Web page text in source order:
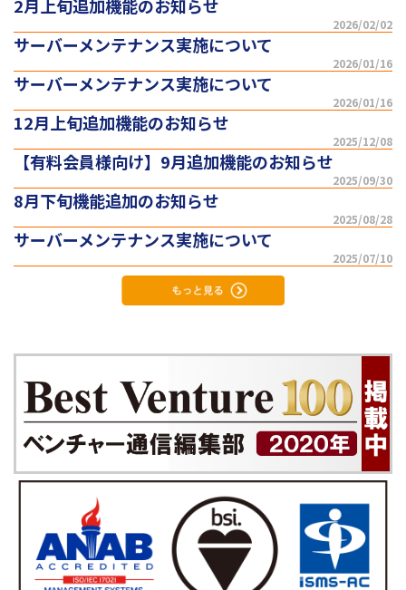
2月上旬追加機能のお知らせ
2026/02/02
サーバーメンテナンス実施について
2026/01/16
サーバーメンテナンス実施について
2026/01/16
12月上旬追加機能のお知らせ
2025/12/08
【有料会員様向け】9月追加機能のお知らせ
2025/09/30
8月下旬機能追加のお知らせ
2025/08/28
サーバーメンテナンス実施について
2025/07/10